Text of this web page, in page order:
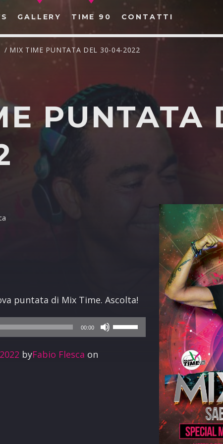
GALLERY TIME 90 CONTATTI
CERCA NEL SITO WEB:
/ MIX TIME PUNTATA DEL 30-04-2022
PUNTATA
puntata di Mix Time. Ascolta!
00:00
Usa
byFabio Flesca on